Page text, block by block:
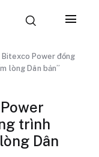
Bitexco Power đồng
lòng Dân bản”
trình
Dân